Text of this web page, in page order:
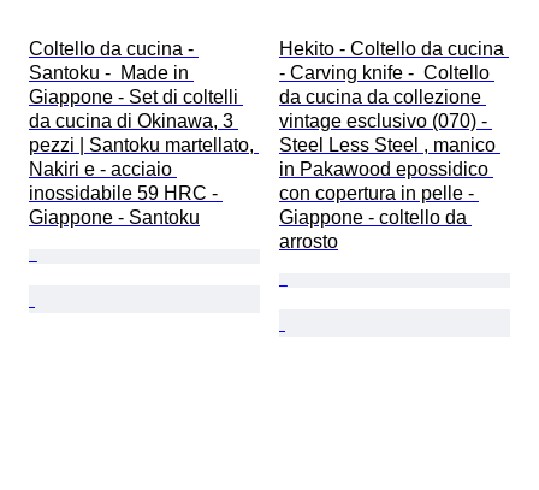
Coltello da cucina -
Santoku -  Made in
Giappone - Set di coltelli
da cucina di Okinawa, 3
pezzi | Santoku martellato,
Nakiri e - acciaio
inossidabile 59 HRC -
Giappone - Santoku
Hekito - Coltello da cucina
- Carving knife -  Coltello
da cucina da collezione
vintage esclusivo (070) -
Steel Less Steel , manico
in Pakawood epossidico
con copertura in pelle -
Giappone - coltello da
arrosto